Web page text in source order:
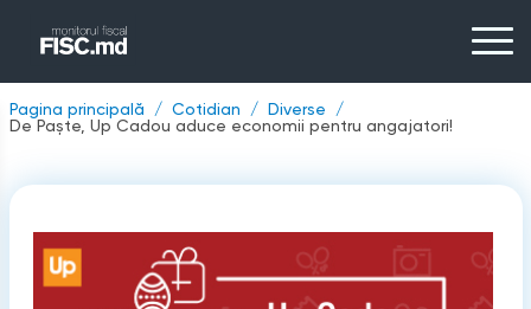
Pagina principală Cotidian
Diverse
De Paște, Up Cadou aduce economii pentru angajatori!